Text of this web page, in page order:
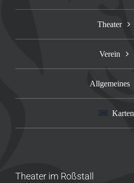
Theater
Verein
Allgemeines
Karten
Theater im Roßstall